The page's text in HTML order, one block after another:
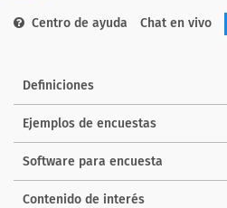
Centro de ayuda Chat en vivo
Definiciones
Ejemplos de encuestas
Software para encuesta
Contenido de interés